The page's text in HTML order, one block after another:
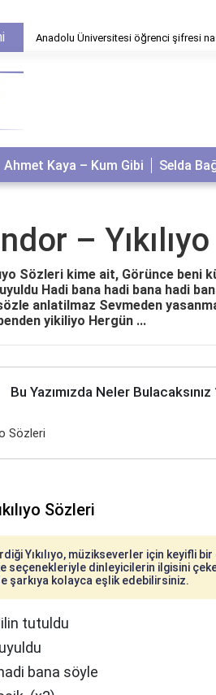
Anadolu Üniversitesi öğrenci şifresi
Ahmet Kaya – Kum Gibi Selda
– Yıkılıyo
Sözleri kime ait, Görünce beni
Hadi bana hadi bana hadi
anlatilmaz Sevmeden
yikiliyo Hergün ...
Bu Yazımızda Neler Bulacaksınız
Sözleri
Sözleri
Yıkılıyo, müzikseverler için keyifli bir
seçenekleriyle dinleyicilerin ilgisini
şarkıya kolayca eşlik edebilirsiniz.
tutuldu
bana söyle